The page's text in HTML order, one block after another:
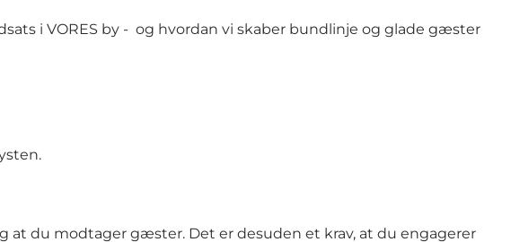
i VORES by - og hvordan vi skaber bundlinje og glade gæster
at du modtager gæster. Det er desuden et krav, at du engagerer